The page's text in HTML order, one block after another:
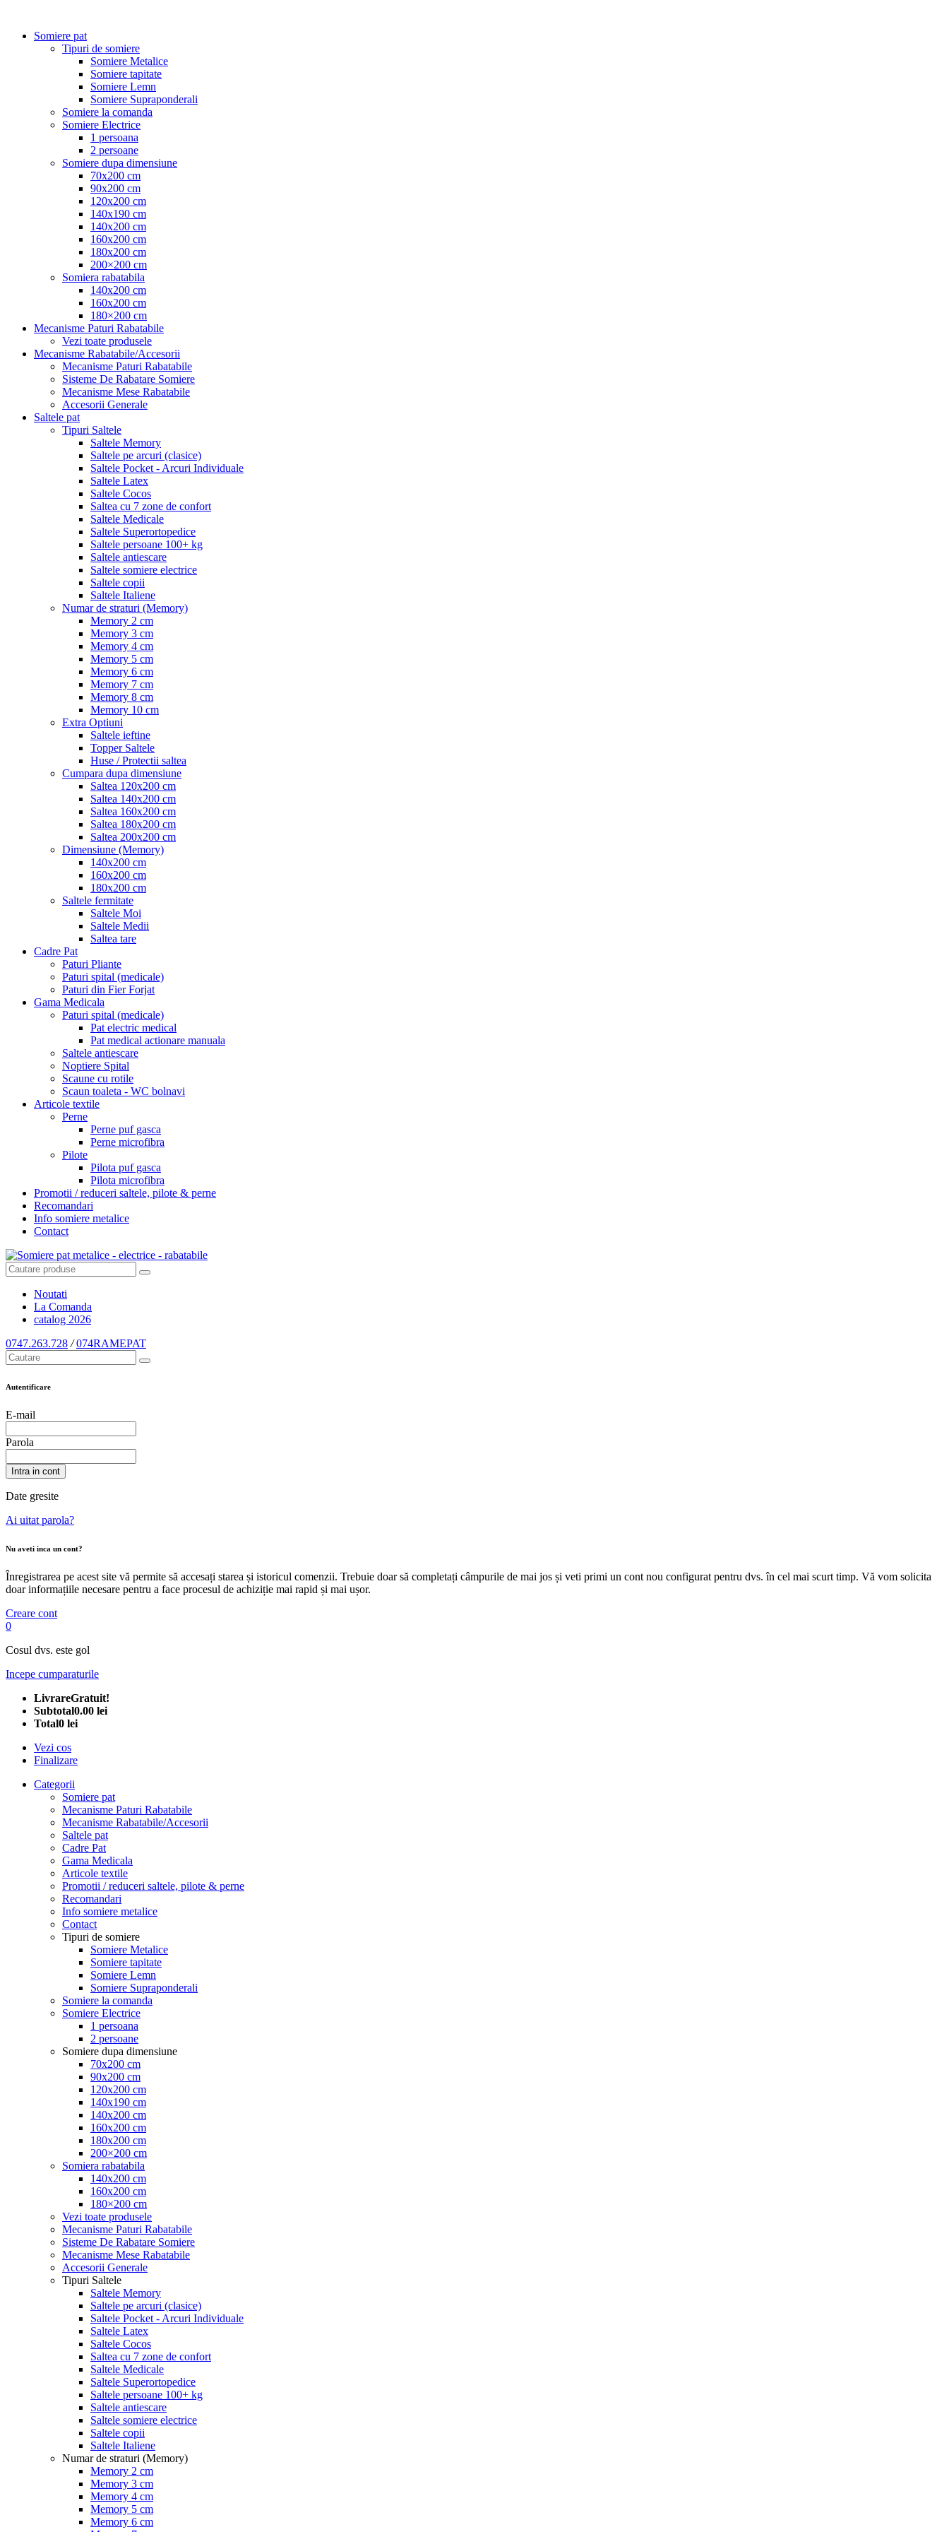
Somiere pat
Tipuri de somiere
Somiere Metalice
Somiere tapitate
Somiere Lemn
Somiere Supraponderali
Somiere la comanda
Somiere Electrice
1 persoana
2 persoane
Somiere dupa dimensiune
70x200 cm
90x200 cm
120x200 cm
140x190 cm
140x200 cm
160x200 cm
180x200 cm
200×200 cm
Somiera rabatabila
140x200 cm
160x200 cm
180×200 cm
Mecanisme Paturi Rabatabile
Vezi toate produsele
Mecanisme Rabatabile/Accesorii
Mecanisme Paturi Rabatabile
Sisteme De Rabatare Somiere
Mecanisme Mese Rabatabile
Accesorii Generale
Saltele pat
Tipuri Saltele
Saltele Memory
Saltele pe arcuri (clasice)
Saltele Pocket - Arcuri Individuale
Saltele Latex
Saltele Cocos
Saltea cu 7 zone de confort
Saltele Medicale
Saltele Superortopedice
Saltele persoane 100+ kg
Saltele antiescare
Saltele somiere electrice
Saltele copii
Saltele Italiene
Numar de straturi (Memory)
Memory 2 cm
Memory 3 cm
Memory 4 cm
Memory 5 cm
Memory 6 cm
Memory 7 cm
Memory 8 cm
Memory 10 cm
Extra Optiuni
Saltele ieftine
Topper Saltele
Huse / Protectii saltea
Cumpara dupa dimensiune
Saltea 120x200 cm
Saltea 140x200 cm
Saltea 160x200 cm
Saltea 180x200 cm
Saltea 200x200 cm
Dimensiune (Memory)
140x200 cm
160x200 cm
180x200 cm
Saltele fermitate
Saltele Moi
Saltele Medii
Saltea tare
Cadre Pat
Paturi Pliante
Paturi spital (medicale)
Paturi din Fier Forjat
Gama Medicala
Paturi spital (medicale)
Pat electric medical
Pat medical actionare manuala
Saltele antiescare
Noptiere Spital
Scaune cu rotile
Scaun toaleta - WC bolnavi
Articole textile
Perne
Perne puf gasca
Perne microfibra
Pilote
Pilota puf gasca
Pilota microfibra
Promotii / reduceri saltele, pilote & perne
Recomandari
Info somiere metalice
Contact
Noutati
La Comanda
catalog 2026
0747.263.728 / 074RAMEPAT
Autentificare
E-mail
Parola
Intra in cont
Date gresite
Ai uitat parola?
Nu aveti inca un cont?
Înregistrarea pe acest site vă permite să accesați starea și istoricul comenzii. Trebuie doar să completați câmpurile de mai jos și veti primi un cont nou configurat pentru dvs. în cel mai scurt timp. Vă vom solicita
doar informațiile necesare pentru a face procesul de achiziție mai rapid și mai ușor.
Creare cont
0
Cosul dvs. este gol
Incepe cumparaturile
LivrareGratuit!
Subtotal0.00 lei
Total0 lei
Vezi cos
Finalizare
Categorii
Somiere pat
Mecanisme Paturi Rabatabile
Mecanisme Rabatabile/Accesorii
Saltele pat
Cadre Pat
Gama Medicala
Articole textile
Promotii / reduceri saltele, pilote & perne
Recomandari
Info somiere metalice
Contact
Tipuri de somiere
Somiere Metalice
Somiere tapitate
Somiere Lemn
Somiere Supraponderali
Somiere la comanda
Somiere Electrice
1 persoana
2 persoane
Somiere dupa dimensiune
70x200 cm
90x200 cm
120x200 cm
140x190 cm
140x200 cm
160x200 cm
180x200 cm
200×200 cm
Somiera rabatabila
140x200 cm
160x200 cm
180×200 cm
Vezi toate produsele
Mecanisme Paturi Rabatabile
Sisteme De Rabatare Somiere
Mecanisme Mese Rabatabile
Accesorii Generale
Tipuri Saltele
Saltele Memory
Saltele pe arcuri (clasice)
Saltele Pocket - Arcuri Individuale
Saltele Latex
Saltele Cocos
Saltea cu 7 zone de confort
Saltele Medicale
Saltele Superortopedice
Saltele persoane 100+ kg
Saltele antiescare
Saltele somiere electrice
Saltele copii
Saltele Italiene
Numar de straturi (Memory)
Memory 2 cm
Memory 3 cm
Memory 4 cm
Memory 5 cm
Memory 6 cm